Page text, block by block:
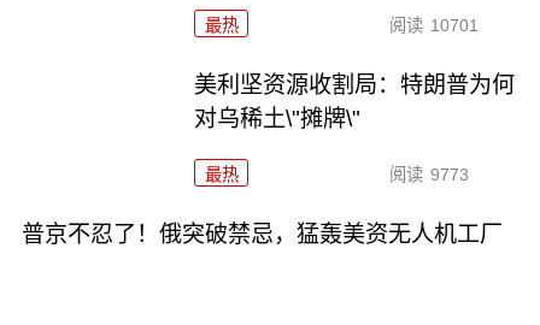
最热 阅读 10701
美利坚资源收割局：特朗普为何
对乌稀土\"摊牌\"
最热 阅读 9773
普京不忍了！俄突破禁忌，猛轰美资无人机工厂